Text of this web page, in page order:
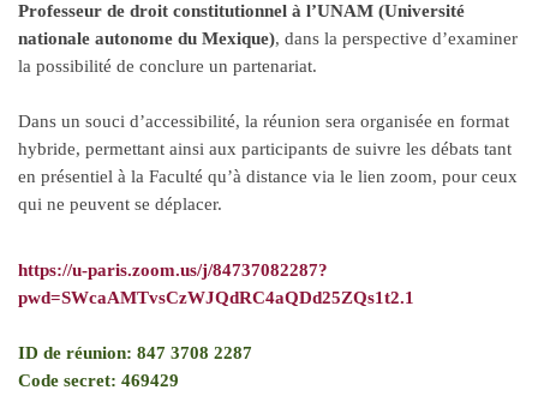
Professeur de droit constitutionnel à l’UNAM (Université
nationale autonome du Mexique), dans la perspective d’examiner
la possibilité de conclure un partenariat.
Dans un souci d’accessibilité, la réunion sera organisée en format
hybride, permettant ainsi aux participants de suivre les débats tant
en présentiel à la Faculté qu’à distance via le lien zoom, pour ceux
qui ne peuvent se déplacer.
https://u-paris.zoom.us/j/84737082287?
pwd=SWcaAMTvsCzWJQdRC4aQDd25ZQs1t2.1
ID de réunion: 847 3708 2287
Code secret: 469429